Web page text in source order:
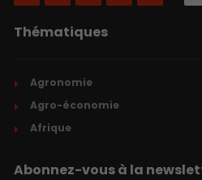
Thématiques
Agronomie
Agro-économie
Afrique
Abonnez-vous à la